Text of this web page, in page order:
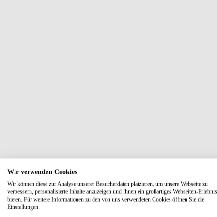
Wir verwenden Cookies
Wir können diese zur Analyse unserer Besucherdaten platzieren, um unsere Webseite zu
verbessern, personalisierte Inhalte anzuzeigen und Ihnen ein großartiges Webseiten-
bieten. Für weitere Informationen zu den von uns verwendeten Cookies öffnen Sie die
Einstellungen.